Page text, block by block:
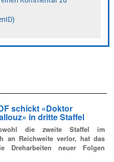
schickt «Doktor
in dritte Staffel
die zweite Staffel im
an Reichweite verlor, hat das
neuer Folgen